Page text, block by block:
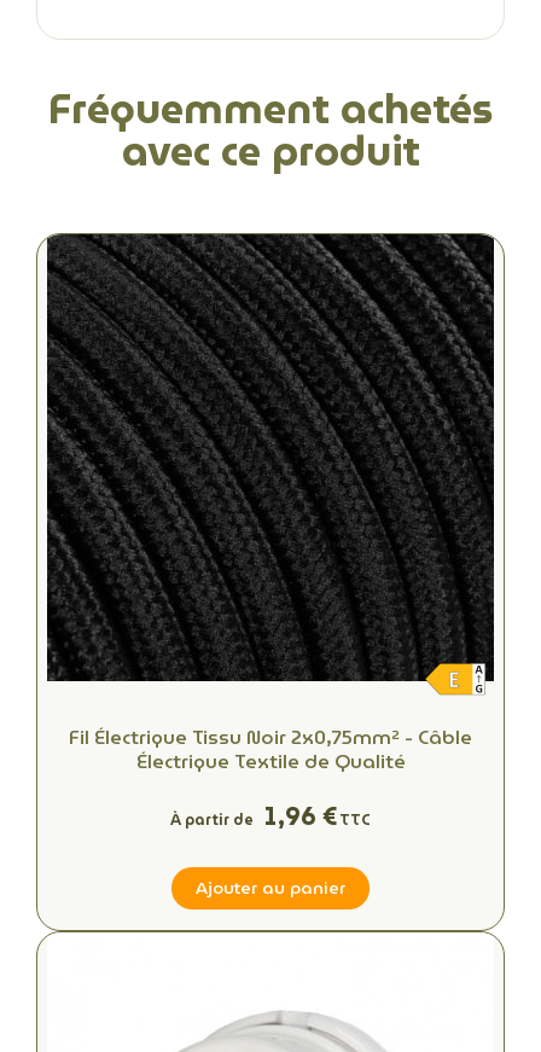
Fréquemment achetés
avec ce produit
Fil Électrique Tissu Noir 2x0,75mm² - Câble
Électrique Textile de Qualité
À partir de 1,96 €TTC
Ajouter au panier